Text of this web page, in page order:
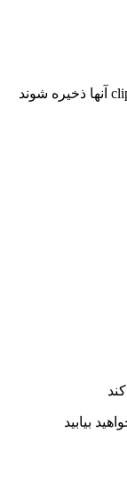
شما می توانید برنامه هایی که نمیخواهید clippings آنها ذخیره شوند
بیابید